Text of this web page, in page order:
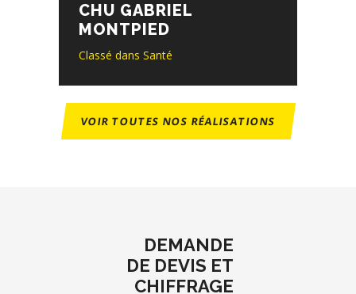
CHU GABRIEL
MONTPIED
Classé dans Santé
VOIR TOUTES NOS RÉALISATIONS
DEMANDE
DE DEVIS ET
CHIFFRAGE